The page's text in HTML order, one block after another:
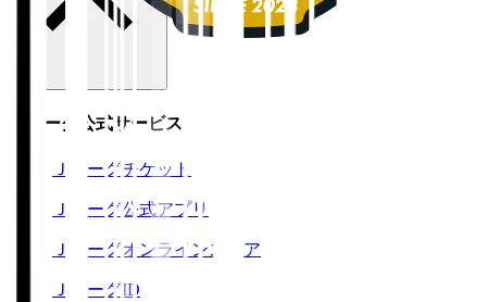
Ｊリーグ公式サービス
Ｊリーグチケット
Ｊリーグ公式アプリ
Ｊリーグオンラインストア
ＪリーグID